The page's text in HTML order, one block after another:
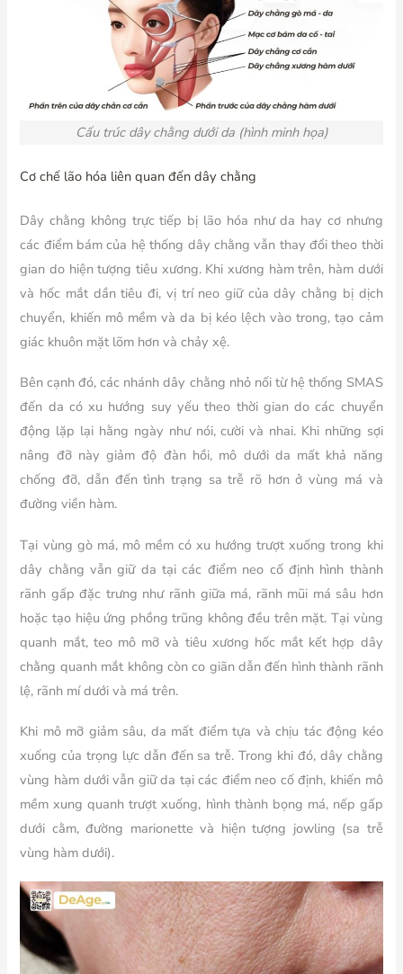
Cấu trúc dây chằng dưới da (hình minh họa)
Cơ chế lão hóa liên quan đến dây chằng
Dây chằng không trực tiếp bị lão hóa như da hay cơ nhưng
các điểm bám của hệ thống dây chằng vẫn thay đổi theo thời
gian do hiện tượng tiêu xương. Khi xương hàm trên, hàm dưới
và hốc mắt dần tiêu đi, vị trí neo giữ của dây chằng bị dịch
chuyển, khiến mô mềm và da bị kéo lệch vào trong, tạo cảm
giác khuôn mặt lõm hơn và chảy xệ.
Bên cạnh đó, các nhánh dây chằng nhỏ nối từ hệ thống SMAS
đến da có xu hướng suy yếu theo thời gian do các chuyển
động lặp lại hằng ngày như nói, cười và nhai. Khi những sợi
nâng đỡ này giảm độ đàn hồi, mô dưới da mất khả năng
chống đỡ, dẫn đến tình trạng sa trễ rõ hơn ở vùng má và
đường viền hàm.
Tại vùng gò má, mô mềm có xu hướng trượt xuống trong khi
dây chằng vẫn giữ da tại các điểm neo cố định hình thành
rãnh gấp đặc trưng như rãnh giữa má, rãnh mũi má sâu hơn
hoặc tạo hiệu ứng phồng trũng không đều trên mặt. Tại vùng
quanh mắt, teo mô mỡ và tiêu xương hốc mắt kết hợp dây
chằng quanh mắt không còn co giãn dẫn đến hình thành rãnh
lệ, rãnh mí dưới và má trên.
Khi mô mỡ giảm sâu, da mất điểm tựa và chịu tác động kéo
xuống của trọng lực dẫn đến sa trễ. Trong khi đó, dây chằng
vùng hàm dưới vẫn giữ da tại các điểm neo cố định, khiến mô
mềm xung quanh trượt xuống, hình thành bọng má, nếp gấp
dưới cằm, đường marionette và hiện tượng jowling (sa trễ
vùng hàm dưới).